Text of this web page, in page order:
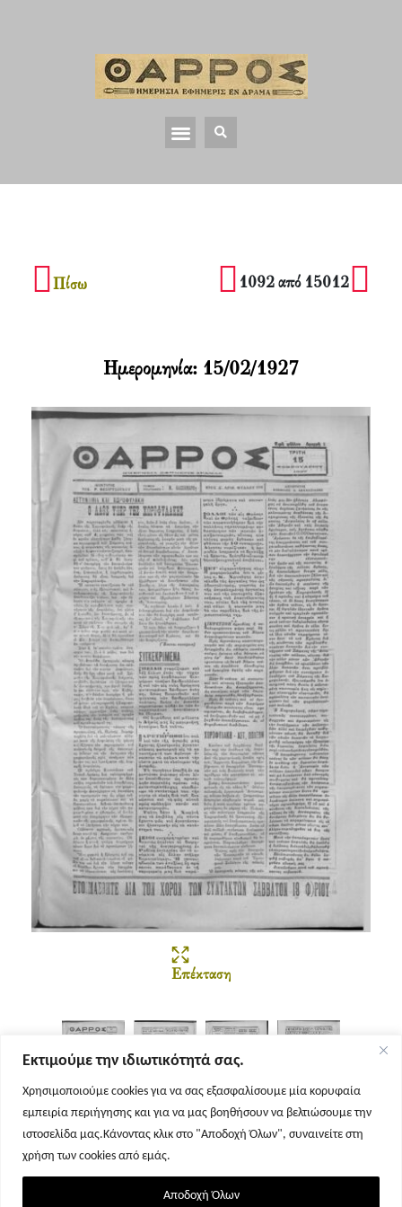
Εκτιμούμε την ιδιωτικότητά σας.
Χρησιμοποιούμε cookies για να σας εξασφαλίσουμε μία κορυφαία
εμπειρία περιήγησης και για να μας βοηθήσουν να βελτιώσουμε την
ιστοσελίδα μας.Κάνοντας κλικ στο "Αποδοχή Όλων", συναινείτε στη
χρήση των cookies από εμάς.
Αποδοχή Όλων
Πίσω 1092 από 15012
Επέκταση
Σελίδα 1 Σελίδα 2 Σελίδα 3 Σελίδα 4
Ημερομηνία: 15/02/1927